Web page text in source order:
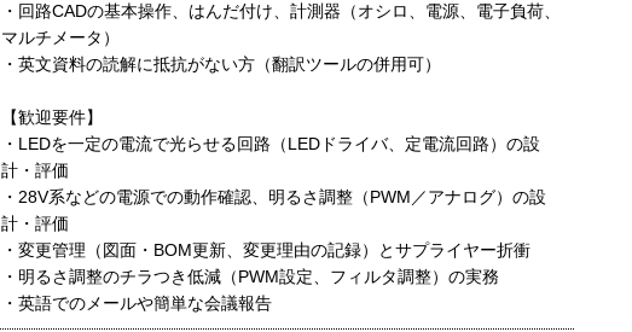
・回路CADの基本操作、はんだ付け、計測器（オシロ、電源、電子負荷、
マルチメータ）
・英文資料の読解に抵抗がない方（翻訳ツールの併用可）
【歓迎要件】
・LEDを一定の電流で光らせる回路（LEDドライバ、定電流回路）の設
計・評価
・28V系などの電源での動作確認、明るさ調整（PWM／アナログ）の設
計・評価
・変更管理（図面・BOM更新、変更理由の記録）とサプライヤー折衝
・明るさ調整のチラつき低減（PWM設定、フィルタ調整）の実務
・英語でのメールや簡単な会議報告